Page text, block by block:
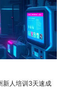
新人培训3天速成